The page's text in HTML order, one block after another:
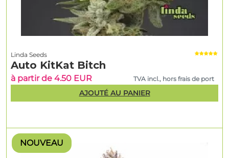
NOUVEAU
Linda Seeds
Auto KitKat Bitch
à partir de 4.50 EUR TVA incl., hors frais de port
AJOUTÉ AU PANIER